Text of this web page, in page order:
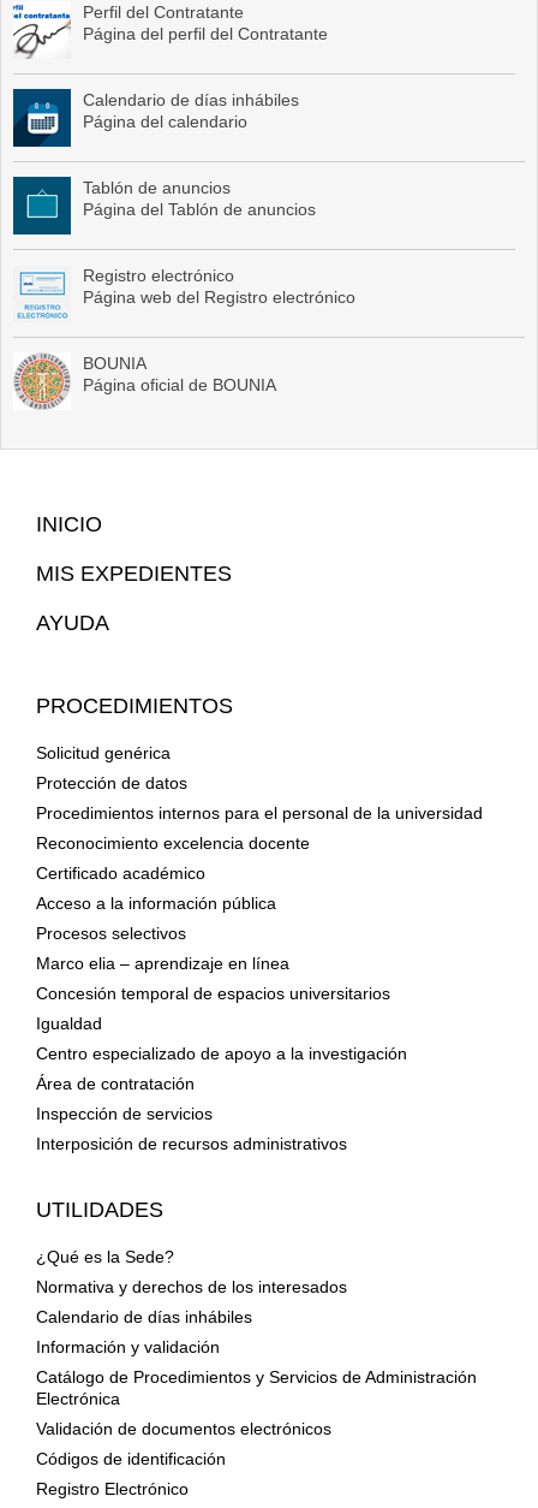
Perfil del Contratante
Página del perfil del Contratante
Calendario de días inhábiles
Página del calendario
Tablón de anuncios
Página del Tablón de anuncios
Registro electrónico
Página web del Registro electrónico
BOUNIA
Página oficial de BOUNIA
Mapa
Web
INICIO
MIS EXPEDIENTES
AYUDA
PROCEDIMIENTOS
Solicitud genérica
Protección de datos
Procedimientos internos para el personal de la universidad
Reconocimiento excelencia docente
Certificado académico
Acceso a la información pública
Procesos selectivos
Marco elia – aprendizaje en línea
Concesión temporal de espacios universitarios
Igualdad
Centro especializado de apoyo a la investigación
Área de contratación
Inspección de servicios
Interposición de recursos administrativos
UTILIDADES
¿Qué es la Sede?
Normativa y derechos de los interesados
Calendario de días inhábiles
Información y validación
Catálogo de Procedimientos y Servicios de Administración
Electrónica
Validación de documentos electrónicos
Códigos de identificación
Registro Electrónico